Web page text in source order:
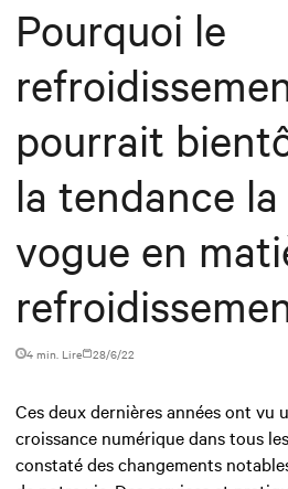
Pourquoi le
pourrait
la tendance
vogue en
4 min. Lire 28/6/22
Ces deux dernières années ont vu
croissance numérique dans tous
constaté des changements